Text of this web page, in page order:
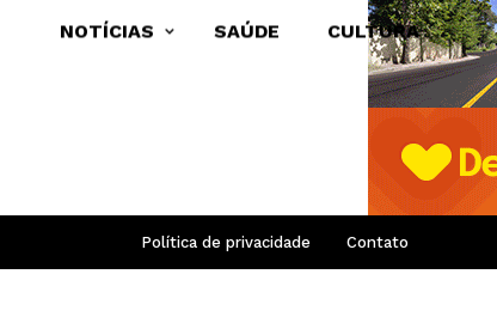
Política de privacidade Contato
NOTÍCIAS SAÚDE CULTURA